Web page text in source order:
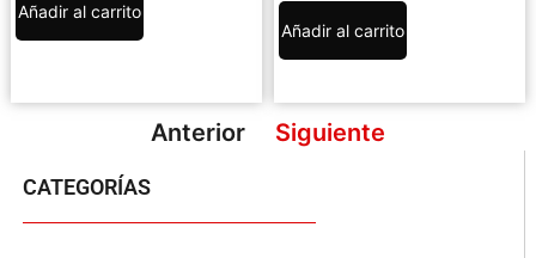
CATEGORÍAS
Añadir al carrito
Añadir al carrito
Anterior Siguiente